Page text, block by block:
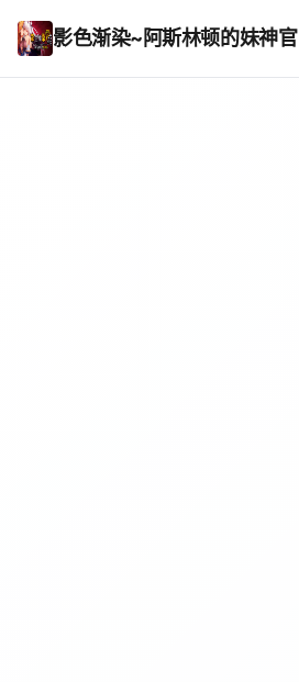
影色渐染~阿斯林顿的妹神官